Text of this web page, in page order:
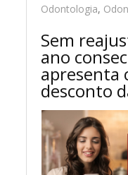
Odontologia,
Sem
ano
apresenta
desconto